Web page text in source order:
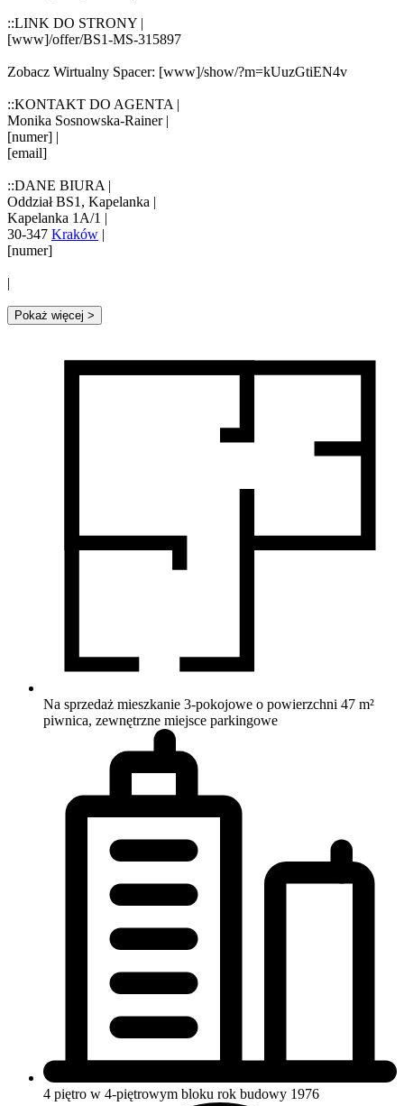
::LINK DO STRONY |
[www]/offer/BS1-MS-315897
Zobacz Wirtualny Spacer: [www]/show/?m=kUuzGtiEN4v
::KONTAKT DO AGENTA |
Monika Sosnowska-Rainer |
[numer] |
[email]
::DANE BIURA |
Oddział BS1, Kapelanka |
Kapelanka 1A/1 |
30-347 Kraków |
[numer]
|
Pokaż więcej >
Na sprzedaż mieszkanie 3-pokojowe o powierzchni 47 m²
piwnica, zewnętrzne miejsce parkingowe
4 piętro w 4-piętrowym bloku rok budowy 1976